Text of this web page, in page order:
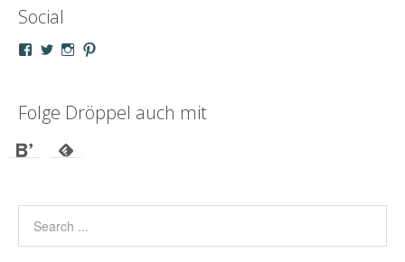
Social
Profil
Facebook
anzeigen
Profil
Twitter
anzeigen
Profil
Instagram
anzeigen
Profil
Pinterest
anzeigen
Folge Dröppel auch mit